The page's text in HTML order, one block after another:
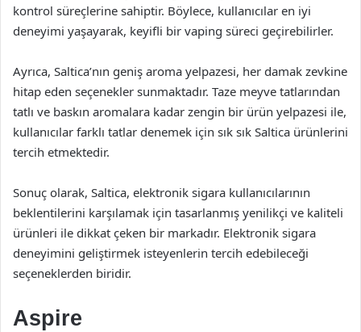
kontrol süreçlerine sahiptir. Böylece, kullanıcılar en iyi
deneyimi yaşayarak, keyifli bir vaping süreci geçirebilirler.
Ayrıca, Saltica’nın geniş aroma yelpazesi, her damak zevkine
hitap eden seçenekler sunmaktadır. Taze meyve tatlarından
tatlı ve baskın aromalara kadar zengin bir ürün yelpazesi ile,
kullanıcılar farklı tatlar denemek için sık sık Saltica ürünlerini
tercih etmektedir.
Sonuç olarak, Saltica, elektronik sigara kullanıcılarının
beklentilerini karşılamak için tasarlanmış yenilikçi ve kaliteli
ürünleri ile dikkat çeken bir markadır. Elektronik sigara
deneyimini geliştirmek isteyenlerin tercih edebileceği
seçeneklerden biridir.
Aspire